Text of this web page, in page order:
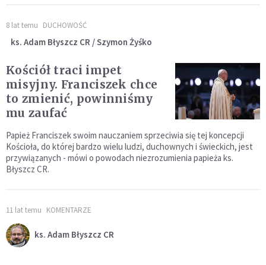
8 lat temu DUCHOWOŚĆ
ks. Adam Błyszcz CR / Szymon Żyśko
Kościół traci impet
misyjny. Franciszek chce
to zmienić, powinniśmy
mu zaufać
Papież Franciszek swoim nauczaniem sprzeciwia się tej koncepcji
Kościoła, do której bardzo wielu ludzi, duchownych i świeckich, jest
przywiązanych - mówi o powodach niezrozumienia papieża ks.
Błyszcz CR.
11 lat temu KOMENTARZE
ks. Adam Błyszcz CR